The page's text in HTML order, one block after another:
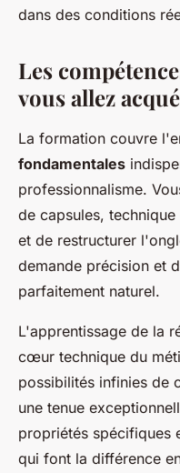
dans des conditions
Les
vous allez
La formation couvre
fondamentales
professionnalisme.
de capsules,
et de restructurer
demande précision et
parfaitement naturel.
L'apprentissage de la
cœur technique du
possibilités infinies de
une tenue
propriétés spécifiques
qui font la différence